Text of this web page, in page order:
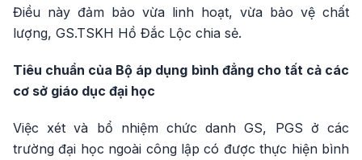
Điều này đảm bảo vừa linh hoạt, vừa bảo vệ chất
lượng, GS.TSKH Hồ Đắc Lộc chia sẻ.
Tiêu chuẩn của Bộ áp dụng bình đẳng cho tất cả các
cơ sở giáo dục đại học
Việc xét và bổ nhiệm chức danh GS, PGS ở các
trường đại học ngoài công lập có được thực hiện bình